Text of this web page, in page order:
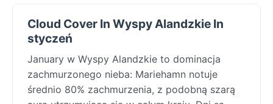
Cloud Cover In Wyspy Alandzkie In
styczeń
January w Wyspy Alandzkie to dominacja
zachmurzonego nieba: Mariehamn notuje
średnio 80% zachmurzenia, z podobną szarą